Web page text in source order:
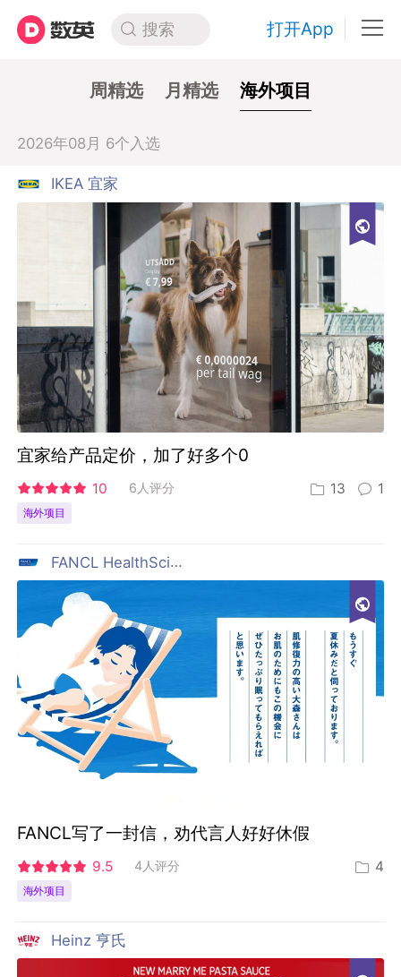
搜索 打开App
周精选 月精选 海外项目
2026年08月 6个入选
IKEA 宜家
宜家给产品定价，加了好多个0
10 6人评分 13 1
海外项目
FANCL HealthScience
FANCL写了一封信，劝代言人好好休假
9.5 4人评分 4
海外项目
Heinz 亨氏